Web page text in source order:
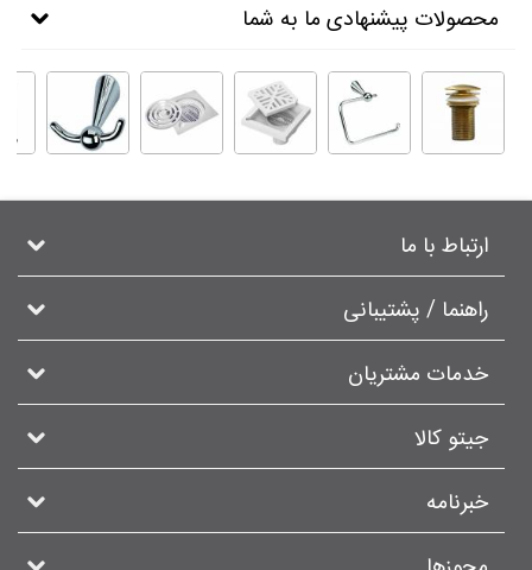
محصولات پیشنهادی ما به شما
ارتباط با ما
راهنما / پشتیبانی
خدمات مشتریان
جیتو کالا
خبرنامه